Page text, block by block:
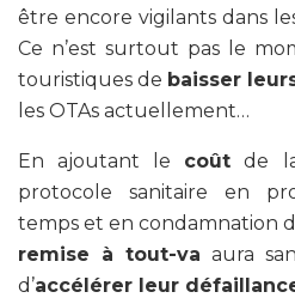
être encore vigilants dans
Ce n’est surtout pas le
touristiques de baisser
les OTAs actuellement…
En ajoutant le coût de
protocole sanitaire en
temps et en condamnation
remise à tout-va aura
d’accélérer leur